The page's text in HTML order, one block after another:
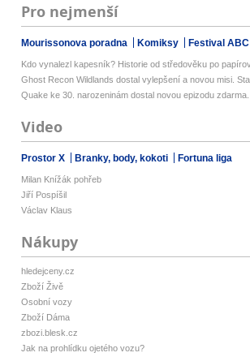
Pro nejmenší
Mourissonova poradna Komiksy Festival ABC
Kdo vynalezl kapesník? Historie od středověku po
Ghost Recon Wildlands dostal vylepšení a novou misi.
Quake ke 30. narozeninám dostal novou epizodu zdarma.
Video
Prostor X Branky, body, kokoti Fortuna liga
Milan Knížák pohřeb
Jiří Pospíšil
Václav Klaus
Nákupy
hledejceny.cz
Zboží Živě
Osobní vozy
Zboží Dáma
zbozi.blesk.cz
Jak na prohlídku ojetého vozu?